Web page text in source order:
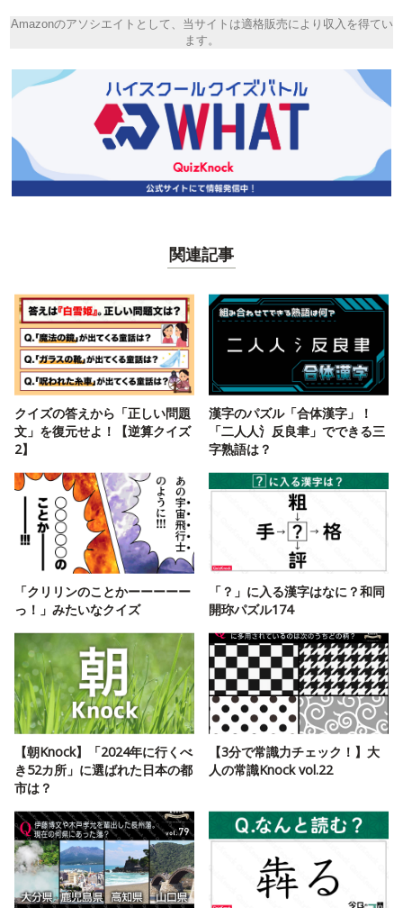
Amazonのアソシエイトとして、当サイトは適格販売により収入を得てい
ます。
関連記事
クイズの答えから「正しい問題
文」を復元せよ！【逆算クイズ
2】
漢字のパズル「合体漢字」！
「二人人氵反良聿」でできる三
字熟語は？
「クリリンのことかーーーーー
っ！」みたいなクイズ
「？」に入る漢字はなに？和同
開珎パズル174
【朝Knock】「2024年に行くべ
き52カ所」に選ばれた日本の都
市は？
【3分で常識力チェック！】大
人の常識Knock vol.22